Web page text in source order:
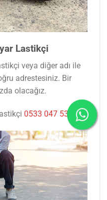
Lastikçi
veya diğer adı ile
adrestesiniz. Bir
olacağız.
0533 047 53 77